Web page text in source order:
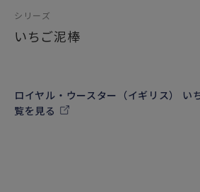
気軽に英国雑貨の雰囲気をお楽しみ頂
です。
特別な記念日に心を込めた上品な贈り
プレゼントとしてだけでなく
シリーズ
いちご泥棒
ロイヤル・ウースター（イギリス） い
覧を見る